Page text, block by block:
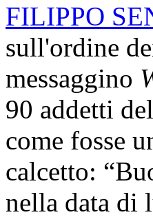
FILIPPO
sull'ordine
messaggino
90 addetti
come fosse
calcetto:
nella data di